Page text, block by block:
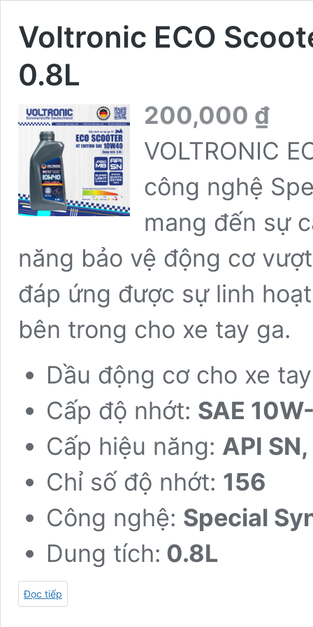
Voltronic ECO
0.8L
200,000 ₫
VOLTRONIC
công nghệ
mang đến sự
năng bảo vệ động cơ
đáp ứng được sự linh
bên trong cho xe tay ga.
Dầu động cơ cho xe
Cấp độ nhớt: SAE
Cấp hiệu năng: API
Chỉ số độ nhớt: 156
Công nghệ: Special
Dung tích: 0.8L
Đọc tiếp